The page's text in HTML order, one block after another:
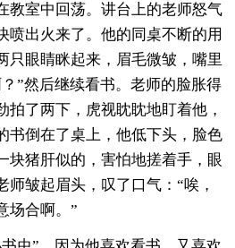
教室中回荡。讲台上的老师怒气
喷出火来了。他的同桌不断的用
只眼睛眯起来，眉毛微皱，嘴里
”然后继续看书。老师的脸胀得
拍了两下，虎视眈眈地盯着他，
书倒在了桌上，他低下头，脸色
块猪肝似的，害怕地搓着手，眼
皱起眉头，叹了口气：“唉，
场合啊。”